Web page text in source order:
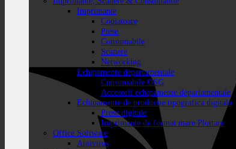
Imprimante
Copiatoare
Piese
Consumabile
Scanere
Networking
Echipamente departamentale
Consumabile OSG
Accesorii echipamente departamentale
Echipamente de productie tipografica digitala
Prese digitale
Imprimante de format mare Plottare
Office Software
Antivirus